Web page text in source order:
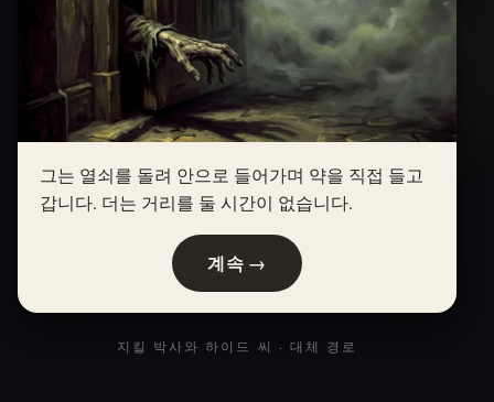
그는 열쇠를 돌려 안으로 들어가며 약을 직접 들고
갑니다. 더는 거리를 둘 시간이 없습니다.
계속 →
지킬 박사와 하이드 씨 · 대체 경로